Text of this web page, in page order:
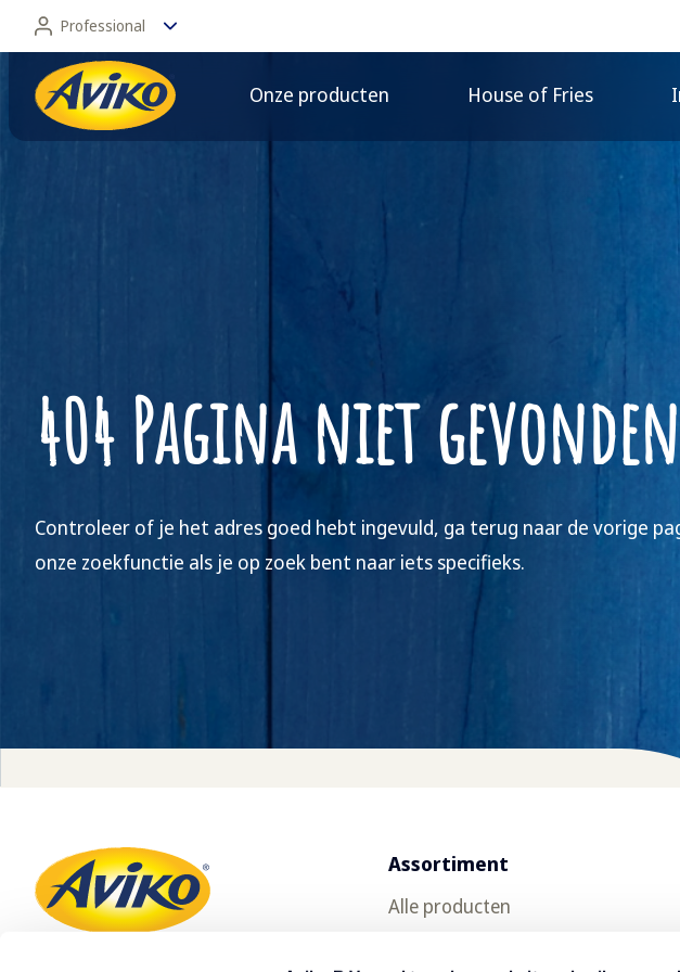
Professional
Professional
Consument
Onze producten House of Fries
404 Pagina niet gevonden
Controleer of je het adres goed hebt ingevuld, ga terug naar de vorige
onze zoekfunctie als je op zoek bent naar iets specifieks.
Assortiment
Alle producten